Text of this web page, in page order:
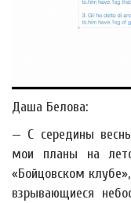
Даша Белова:
— С середины
мои планы на
«Бойцовском
взрывающиеся